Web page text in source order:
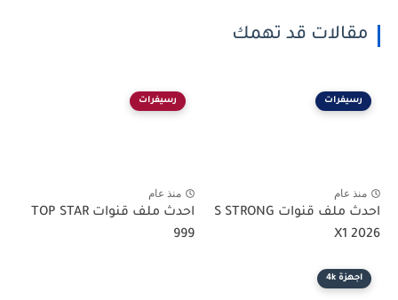
مقالات قد تهمك
رسيفرات
منذ عام
احدث ملف قنوات S STRONG
X1 2026
رسيفرات
منذ عام
احدث ملف قنوات TOP STAR
999
اجهزة 4k